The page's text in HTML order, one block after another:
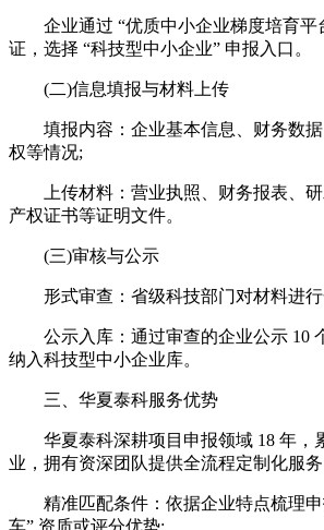
企业通过 “优质中小企业梯度培育平
证，选择 “科技型中小企业” 申报入口。​
(二)信息填报与材料上传​
填报内容：企业基本信息、财务数据
权等情况;​
上传材料：营业执照、财务报表、研
产权证书等证明文件。​
(三)审核与公示​
形式审查：省级科技部门对材料进行
公示入库：通过审查的企业公示 10
纳入科技型中小企业库。​
三、华夏泰科服务优势​
华夏泰科深耕项目申报领域 18 年，
业，拥有资深团队提供全流程定制化服务
精准匹配条件：依据企业特点梳理申
车” 资质或评分优势;​